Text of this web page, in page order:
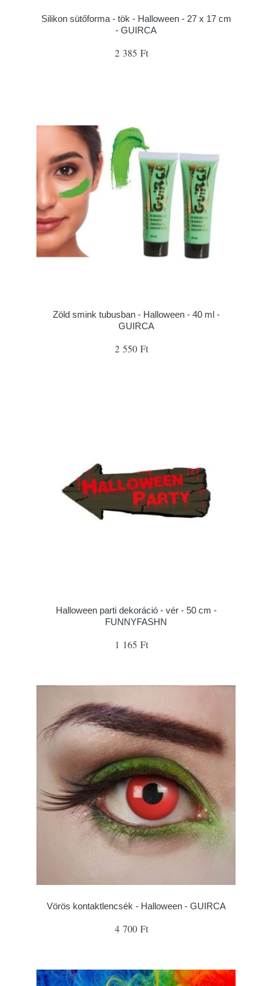
Silikon sütőforma - tök - Halloween - 27 x 17 cm
- GUIRCA
2 385 Ft
Zöld smink tubusban - Halloween - 40 ml -
GUIRCA
2 550 Ft
Halloween parti dekoráció - vér - 50 cm -
FUNNYFASHN
1 165 Ft
Vörös kontaktlencsék - Halloween - GUIRCA
4 700 Ft